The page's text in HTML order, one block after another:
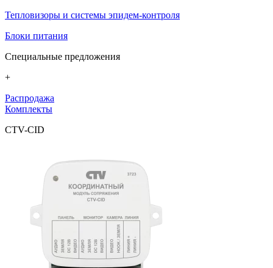
Тепловизоры и системы эпидем-контроля
Блоки питания
Специальные предложения
+
Распродажа
Комплекты
CTV-CID